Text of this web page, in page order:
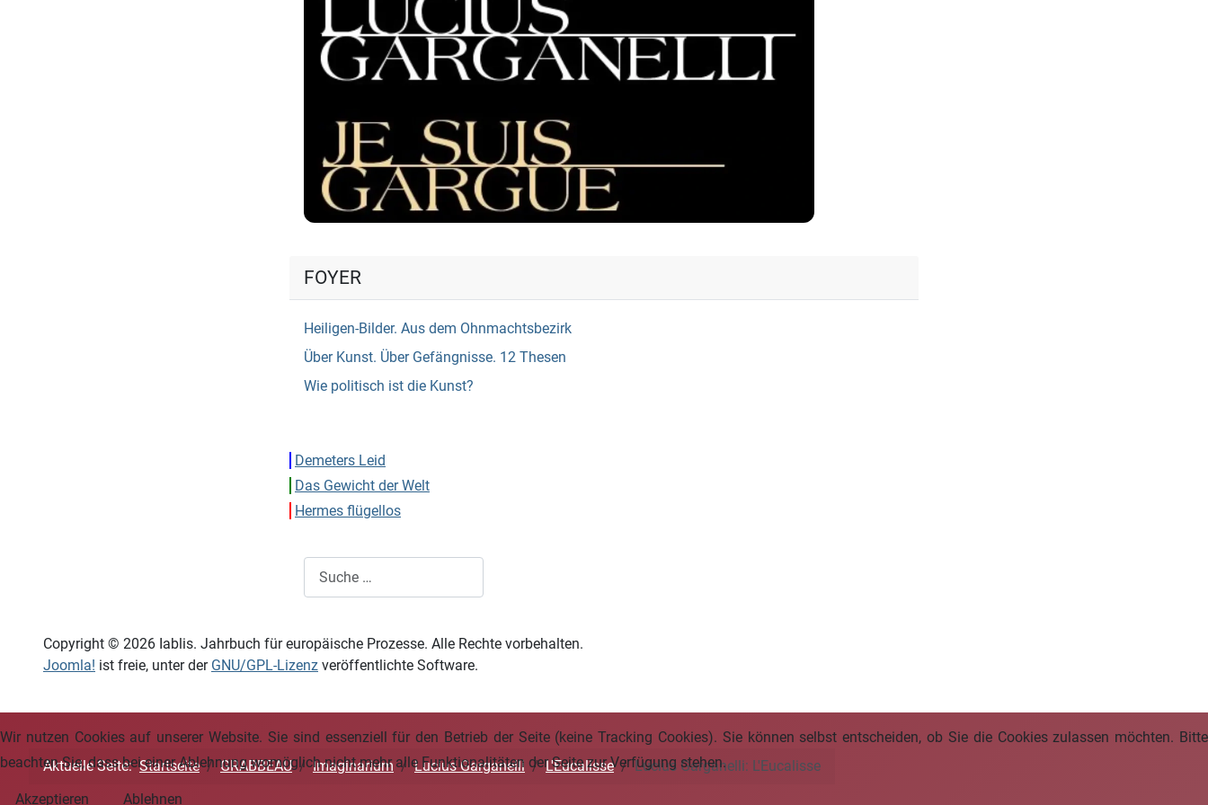
FOYER
Heiligen-Bilder. Aus dem Ohnmachtsbezirk
Über Kunst. Über Gefängnisse. 12 Thesen
Wie politisch ist die Kunst?
Demeters Leid
Das Gewicht der Welt
Hermes flügellos
Copyright © 2026 Iablis. Jahrbuch für europäische Prozesse. Alle Rechte vorbehalten.
Joomla! ist freie, unter der GNU/GPL-Lizenz veröffentlichte Software.
Aktuelle Seite:Startseite GRABBEAU Imaginarium Lucius Garganelli L'Eucalisse Lucius Garganelli: L'Eucalisse
Wir nutzen Cookies auf unserer Website. Sie sind essenziell für den Betrieb der Seite (keine Tracking Cookies). Sie können selbst entscheiden, ob Sie die Cookies zulassen möchten. Bitte
beachten Sie, dass bei einer Ablehnung womöglich nicht mehr alle Funktionalitäten der Seite zur Verfügung stehen.
Akzeptieren Ablehnen